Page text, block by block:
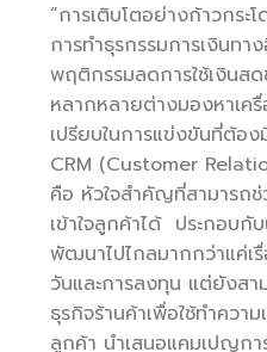
“การเติบโตอย่างก้าวกระ
การทำธุรกรรมการเงินทา
พฤติกรรมลดการใช้เงินส
หลากหลายต่างมองหาเค
เปรียบในการแข่งขันที่ต้อ
CRM (Customer
คือ หัวใจสำคัญที่สามารถช่
เข้าใจลูกค้าได้ ประกอบกั
พัฒนาไปไกลมากกว่าแค่เรื่
วันและการลงทุน แต่ยังสา
ธุรกิจร้านค้าเพื่อใช้ทำความ
ลูกค้า นำเสนอแคมเปญกา